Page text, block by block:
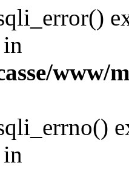
www/